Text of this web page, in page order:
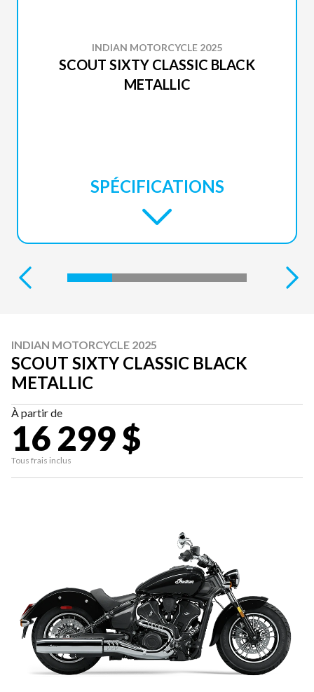
INDIAN MOTORCYCLE 2025
SCOUT SIXTY CLASSIC BLACK
METALLIC
SPÉCIFICATIONS
INDIAN MOTORCYCLE 2025
SCOUT SIXTY CLASSIC BLACK
METALLIC
À partir de
16 299 $
Tous frais inclus